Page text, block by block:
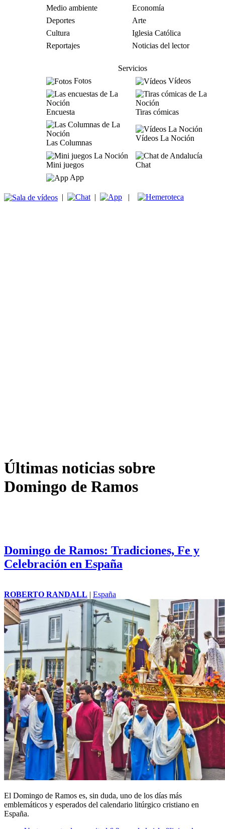
Medio ambiente
Economía
Deportes
Arte
Cultura
Iglesia Católica
Reportajes
Noticias del lector
Servicios
Fotos
Vídeos
Encuesta Tiras cómicas
Las Columnas
Vídeos La Noción
Mini juegos
Chat
App
| | |
Últimas noticias sobre
Domingo de Ramos
Domingo de Ramos: Tradiciones, Fe y
Celebración en España
ROBERTO RANDALL | España
El Domingo de Ramos es, sin duda, uno de los días más
emblemáticos y esperados del calendario litúrgico cristiano en
España.